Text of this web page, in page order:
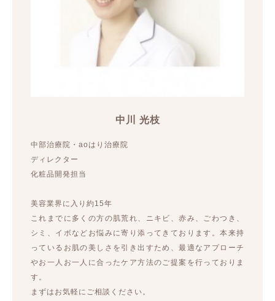
中川 光枝
中部治療院・aoはり治療院
ディレクター
化粧品開発担当
美容業界に入り約15年
これまでに多くの方の肌荒れ、ニキビ、赤み、ごわつき、
シミ、イボなどお悩みに寄り添ってきております。本来持
っているお肌の美しさを引き出すため、最適なアプローチ
やお一人お一人に合ったケア方法のご提案を行っておりま
す。
まずはお気軽にご相談ください。